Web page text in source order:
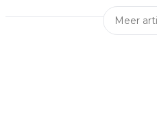
Meer